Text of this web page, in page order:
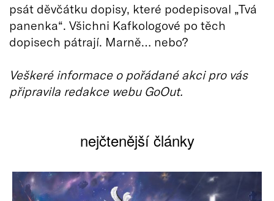
psát děvčátku dopisy, které podepisoval „Tvá
panenka“. Všichni Kafkologové po těch
dopisech pátrají. Marně… nebo?
Veškeré informace o pořádané akci pro vás
připravila redakce webu GoOut.
nejčtenější články